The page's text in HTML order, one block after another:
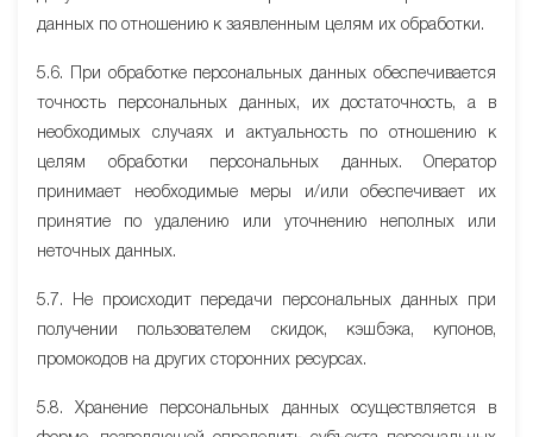
данных по отношению к заявленным целям их обработки.
5.6. При обработке персональных данных обеспечивается
точность персональных данных, их достаточность, а в
необходимых случаях и актуальность по отношению к
целям обработки персональных данных. Оператор
принимает необходимые меры и/или обеспечивает их
принятие по удалению или уточнению неполных или
неточных данных.
5.7. Не происходит передачи персональных данных при
получении пользователем скидок, кэшбэка, купонов,
промокодов на других сторонних ресурсах.
5.8. Хранение персональных данных осуществляется в